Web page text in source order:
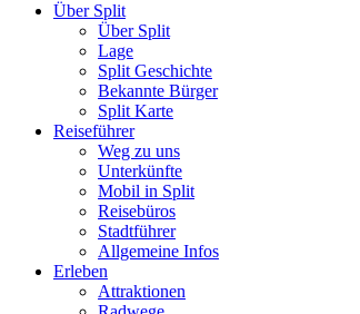
Über Split
Über Split
Lage
Split Geschichte
Bekannte Bürger
Split Karte
Reiseführer
Weg zu uns
Unterkünfte
Mobil in Split
Reisebüros
Stadtführer
Allgemeine Infos
Erleben
Attraktionen